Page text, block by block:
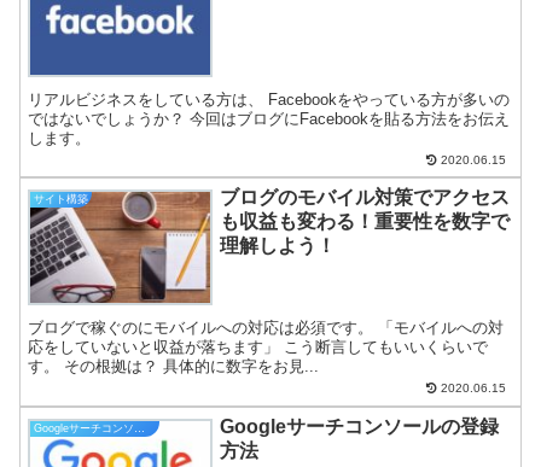
リアルビジネスをしている方は、 Facebookをやっている方が多いの
ではないでしょうか？ 今回はブログにFacebookを貼る方法をお伝え
します。
2020.06.15
サイト構築
ブログのモバイル対策でアクセス
も収益も変わる！重要性を数字で
理解しよう！
ブログで稼ぐのにモバイルへの対応は必須です。 「モバイルへの対
応をしていないと収益が落ちます」 こう断言してもいいくらいで
す。 その根拠は？ 具体的に数字をお見...
2020.06.15
Googleサーチコンソールの登録
方法